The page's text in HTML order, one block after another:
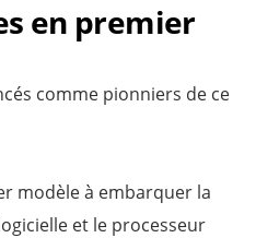
en premier
comme pionniers de ce
modèle à embarquer la
et le processeur